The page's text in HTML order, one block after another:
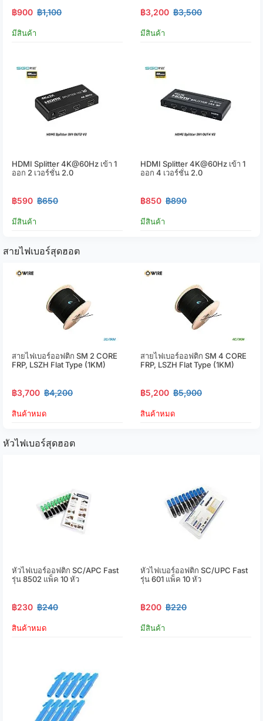
฿900 ฿1,100
มีสินค้า
฿3,200 ฿3,500
มีสินค้า
HDMI Splitter 4K@60Hz เข้า 1
ออก 2 เวอร์ชั่น 2.0
฿590 ฿650
มีสินค้า
HDMI Splitter 4K@60Hz เข้า 1
ออก 4 เวอร์ชั่น 2.0
฿850 ฿890
มีสินค้า
สายไฟเบอร์สุดฮอต
สายไฟเบอร์ออฟติก SM 2 CORE
FRP, LSZH Flat Type (1KM)
฿3,700 ฿4,200
สินค้าหมด
สายไฟเบอร์ออฟติก SM 4 CORE
FRP, LSZH Flat Type (1KM)
฿5,200 ฿5,900
สินค้าหมด
หัวไฟเบอร์สุดฮอต
หัวไฟเบอร์ออฟติก SC/APC Fast
รุ่น 8502 แพ็ค 10 หัว
฿230 ฿240
สินค้าหมด
หัวไฟเบอร์ออฟติก SC/UPC Fast
รุ่น 601 แพ็ค 10 หัว
฿200 ฿220
มีสินค้า